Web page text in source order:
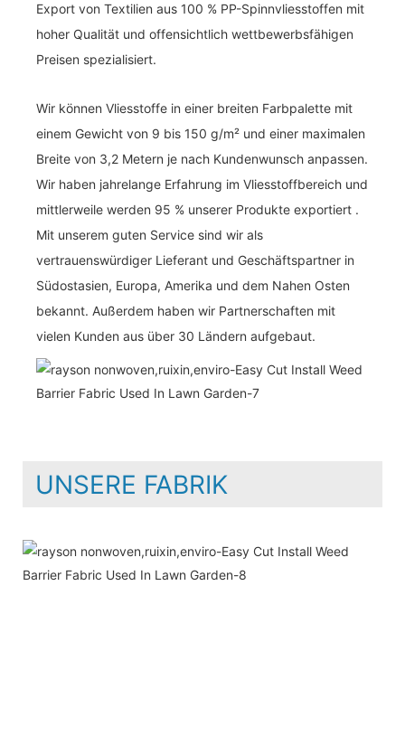
Export von Textilien aus 100 % PP-Spinnvliesstoffen mit
hoher Qualität und offensichtlich wettbewerbsfähigen
Preisen spezialisiert.
Wir können Vliesstoffe in einer breiten Farbpalette mit
einem Gewicht von 9 bis 150 g/m² und einer maximalen
Breite von 3,2 Metern je nach Kundenwunsch anpassen.
Wir haben jahrelange Erfahrung im Vliesstoffbereich und
mittlerweile werden 95 % unserer Produkte exportiert .
Mit unserem guten Service sind wir als
vertrauenswürdiger Lieferant und Geschäftspartner in
Südostasien, Europa, Amerika und dem Nahen Osten
bekannt. Außerdem haben wir Partnerschaften mit
vielen Kunden aus über 30 Ländern aufgebaut.
UNSERE FABRIK